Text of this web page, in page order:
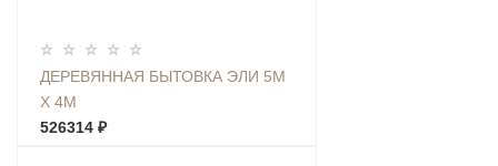
ДЕРЕВЯННАЯ БЫТОВКА ЭЛИ 5М
Х 4М
526314 ₽